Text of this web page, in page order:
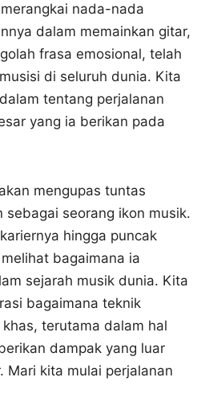
nada-nada
dalam memainkan gitar,
frasa emosional, telah
di seluruh dunia. Kita
tentang perjalanan
yang ia berikan pada
mengupas tuntas
sebagai seorang ikon musik.
hingga puncak
bagaimana ia
sejarah musik dunia. Kita
bagaimana teknik
terutama dalam hal
dampak yang luar
Mari kita mulai perjalanan